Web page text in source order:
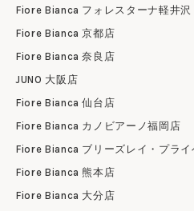
Fiore Bianca フォレスターナ軽井沢
Fiore Bianca 京都店
Fiore Bianca 奈良店
JUNO 大阪店
Fiore Bianca 仙台店
Fiore Bianca カノビアーノ福岡店
Fiore Bianca ブリーズレイ・プラ
Fiore Bianca 熊本店
Fiore Bianca 大分店